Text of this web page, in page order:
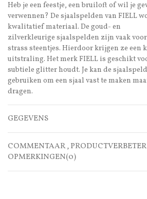
Heb je een feestje, een bruiloft of wil je
verwennen? De sjaalspelden van FIELL
kwalitatief materiaal. De goud- en
zilverkleurige sjaalspelden zijn vaak
strass steentjes. Hierdoor krijgen ze een
uitstraling. Het merk FIELL is geschikt
subtiele glitter houdt. Je kan de
gebruiken om een sjaal vast te maken
dragen.
GEGEVENS
COMMENTAAR ,
OPMERKINGEN(0)